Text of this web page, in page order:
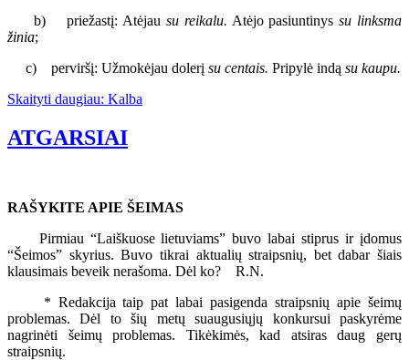
b) priežastį: Atėjau su reikalu. Atėjo pasiuntinyssu linksma
žinia;
c) perviršį: Užmokėjau dolerį su centais. Pripylė indą su kaupu.
Skaityti daugiau: Kalba
ATGARSIAI
RAŠYKITE APIE ŠEIMAS
Pirmiau “Laiškuose lietuviams” buvo labai stiprus ir įdomus
“Šeimos” skyrius. Buvo tikrai aktualių straipsnių, bet dabar šiais
klausimais beveik nerašoma. Dėl ko? R.N.
* Redakcija taip pat labai pasigenda straipsnių apie šeimų
problemas. Dėl to šių metų suaugusiųjų konkursui paskyrėme
nagrinėti šeimų problemas. Tikėkimės, kad atsiras daug gerų
straipsnių.